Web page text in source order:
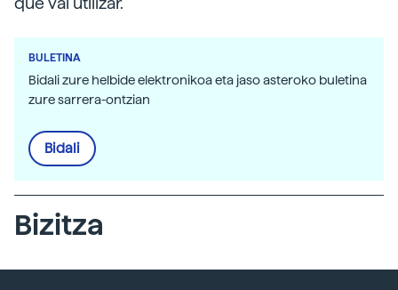
BULETINA
Bidali zure helbide elektronikoa eta jaso asteroko buletina
zure sarrera-ontzian
Bidali
Bizitza